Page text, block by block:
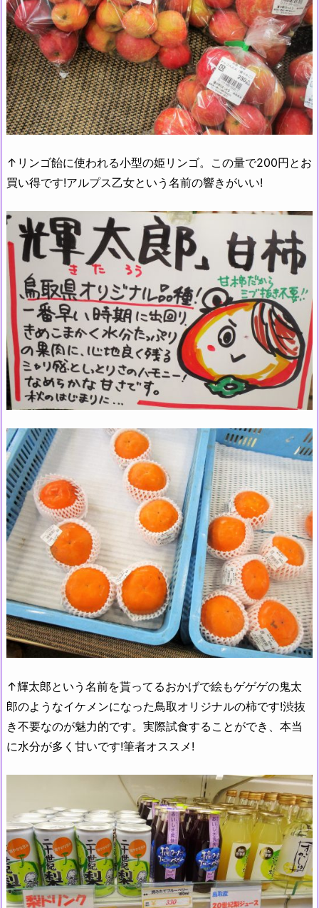
↑リンゴ飴に使われる小型の姫リンゴ。この量で200円とお
買い得です!アルプス乙女という名前の響きがいい!
↑輝太郎という名前を貰ってるおかげで絵もゲゲゲの鬼太
郎のようなイケメンになった鳥取オリジナルの柿です!渋抜
き不要なのが魅力的です。実際試食することができ、本当
に水分が多く甘いです!筆者オススメ!